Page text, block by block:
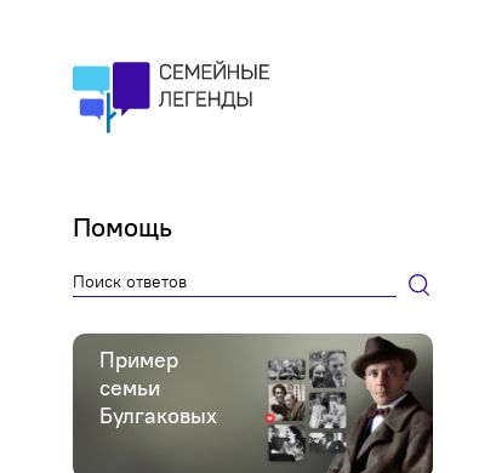
Помощь
Пример
семьи
Булгаковых